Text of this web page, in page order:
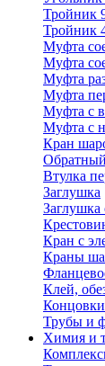
Тройник
Тройник
Муфта
Муфта
Муфта
Муфта
Муфта с
Муфта с
Кран
Втулка
Заглушка
Заглушка
Кран с
Краны
Клей,
Трубы и
Химия и